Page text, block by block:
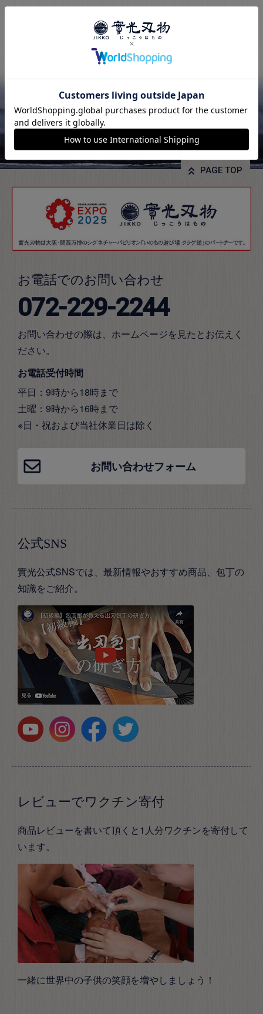
PAGE TOP
お電話でのお問い合わせ
072-229-2244
お問い合わせの際は、ホームページを見たとお伝えく
ださい。
お電話受付時間
平日：9時から18時まで
土曜：9時から16時まで
※日・祝および当社休業日は除く
お問い合わせフォーム
公式SNS
實光公式SNSでは、最新情報やおすすめ商品、包丁の
知識をご紹介。
レビューでワクチン寄付
商品レビューを書いて頂くと1人分ワクチンを寄付して
います。
一緒に世界中の子供の笑顔を増やしましょう！